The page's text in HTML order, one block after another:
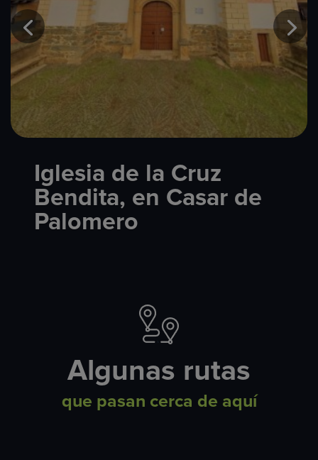
Iglesia de la Cruz
Bendita, en Casar de
Palomero
Algunas rutas
que pasan cerca de aquí